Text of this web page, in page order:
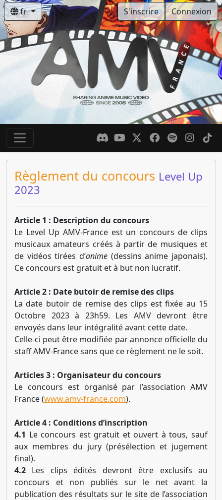
fr S'inscrire Connexion
Règlement du concours Level Up
2023
Article 1 : Description du concours
Le Level Up AMV-France est un concours de clips
musicaux amateurs créés à partir de musiques et
de vidéos tirées d’anime (dessins anime japonais).
Ce concours est gratuit et à but non lucratif.
Article 2 : Date butoir de remise des clips
La date butoir de remise des clips est fixée au 15
Octobre 2023 à 23h59. Les AMV devront être
envoyés dans leur intégralité avant cette date.
Celle-ci peut être modifiée par annonce officielle du
staff AMV-France sans que ce règlement ne le soit.
Articles 3 : Organisateur du concours
Le concours est organisé par l’association AMV
France (www.amv-france.com).
Article 4 : Conditions d’inscription
4.1 Le concours est gratuit et ouvert à tous, sauf
aux membres du jury (présélection et jugement
final).
4.2 Les clips édités devront être exclusifs au
concours et non publiés sur le net avant la
publication des résultats sur le site de l’association